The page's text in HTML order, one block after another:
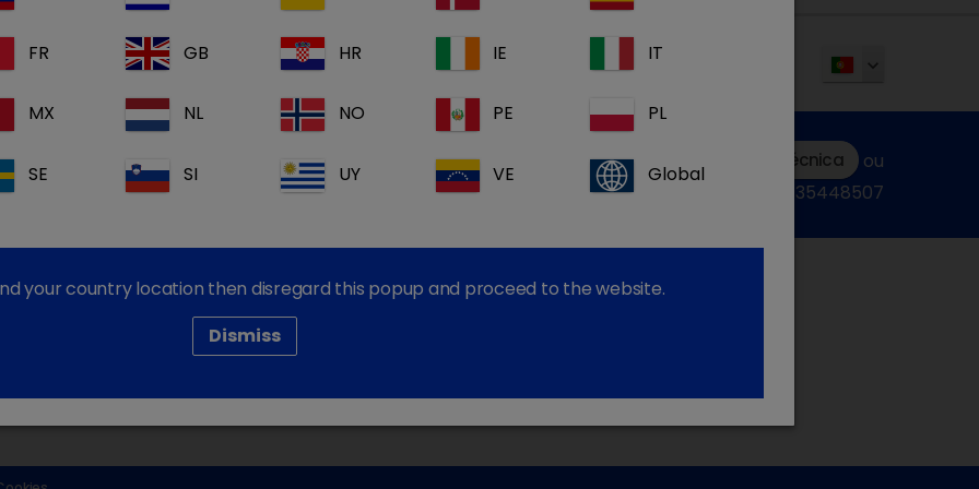
por favor contacte a nossa equipa de apoio ao Submeter uma consulta técnica
ou
ligue:+34935448507
Dechra Corporate Sites
FR GB HR IE IT
MX NL NO PE PL
SE SI UY VE Global
your country location then disregard this popup and proceed to the website.
Dismiss